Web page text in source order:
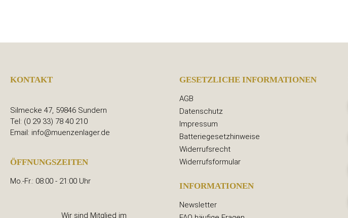
KONTAKT
Silmecke 47, 59846 Sundern
Tel: (0 29 33) 78 40 210
Email: info@muenzenlager.de
ÖFFNUNGSZEITEN
Mo.-Fr.: 08:00 - 21:00 Uhr
Wir sind Mitglied im
GESETZLICHE INFORMATIONEN
AGB
Datenschutz
Impressum
Batteriegesetzhinweise
Widerrufsrecht
Widerrufsformular
INFORMATIONEN
Newsletter